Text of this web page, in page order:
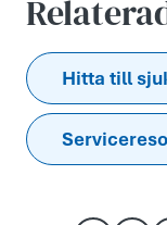
Hitta till